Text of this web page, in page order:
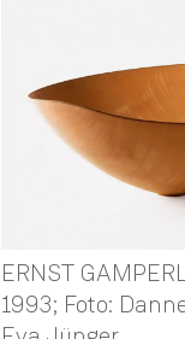
ERNST
1993; Foto: